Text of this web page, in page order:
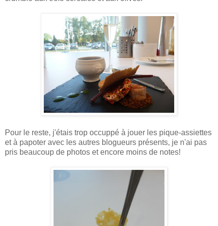
Pour le reste, j'étais trop occuppé à jouer les pique-assiettes
et à papoter avec les autres blogueurs présents, je n'ai pas
pris beaucoup de photos et encore moins de notes!